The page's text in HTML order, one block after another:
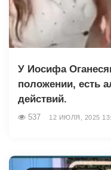
У Иосифа
положении, есть
действий.
537 12 ИЮЛЯ, 2025